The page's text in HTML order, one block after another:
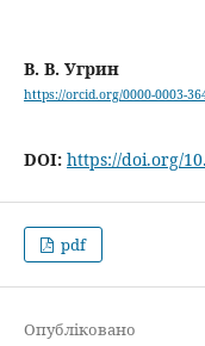
В. В. Угрин
https://orcid.org/0000-0003-
DOI: https://doi.org/
pdf
Опубліковано